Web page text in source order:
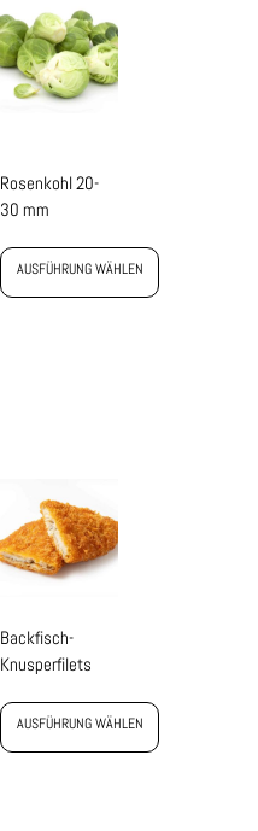
Rosenkohl 20-
30 mm
AUSFÜHRUNG WÄHLEN
Backfisch-
Knusperfilets
AUSFÜHRUNG WÄHLEN